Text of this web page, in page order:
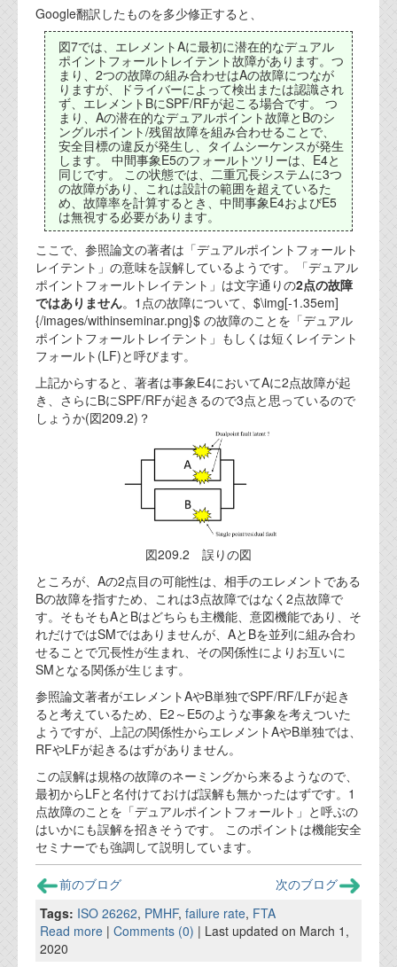
名は"opendocument"です。
機能安全用語集
設計用語集
オンラインショップ
お問い合わせ
FAQ
お問い合わせフォーム
Google翻訳したものを多少修正すると、
図7では、エレメントAに最初に潜在的なデュアル
ポイントフォールトレイテント故障があります。つ
まり、2つの故障の組み合わせはAの故障につなが
りますが、ドライバーによって検出または認識され
ず、エレメントBにSPF/RFが起こる場合です。 つ
まり、Aの潜在的なデュアルポイント故障とBのシ
ングルポイント/残留故障を組み合わせることで、
安全目標の違反が発生し、タイムシーケンスが発生
します。 中間事象E5のフォールトツリーは、E4と
同じです。 この状態では、二重冗長システムに3つ
の故障があり、これは設計の範囲を超えているた
め、故障率を計算するとき、中間事象E4およびE5
は無視する必要があります。
ここで、参照論文の著者は「デュアルポイントフォールト
レイテント」の意味を誤解しているようです。「デュアル
ポイントフォールトレイテント」は文字通りの2点の故障
ではありません。1点の故障について、$\img[-1.35em]
{/images/withinseminar.png}$ の故障のことを「デュアル
ポイントフォールトレイテント」もしくは短くレイテント
フォールト(LF)と呼びます。
上記からすると、著者は事象E4においてAに2点故障が起
き、さらにBにSPF/RFが起きるので3点と思っているので
しょうか(図209.2)？
図209.2 誤りの図
ところが、Aの2点目の可能性は、相手のエレメントである
Bの故障を指すため、これは3点故障ではなく2点故障で
す。そもそもAとBはどちらも主機能、意図機能であり、そ
れだけではSMではありませんが、AとBを並列に組み合わ
せることで冗長性が生まれ、その関係性によりお互いに
SMとなる関係が生じます。
参照論文著者がエレメントAやB単独でSPF/RF/LFが起き
ると考えているため、E2～E5のような事象を考えついた
ようですが、上記の関係性からエレメントAやB単独では、
RFやLFが起きるはずがありません。
この誤解は規格の故障のネーミングから来るようなので、
最初からLFと名付けておけば誤解も無かったはずです。1
点故障のことを「デュアルポイントフォールト」と呼ぶの
はいかにも誤解を招きそうです。 このポイントは機能安全
セミナーでも強調して説明しています。
前のブログ
次のブログ
Tags: ISO 26262, PMHF, failure rate, FTA
Read more | Comments (0) | Last updated on March 1,
2020